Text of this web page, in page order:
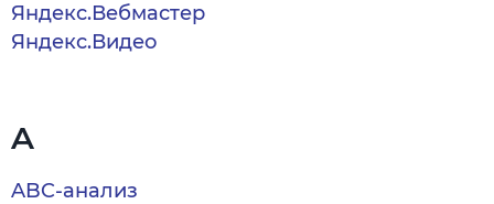
Яндекс.Вебмастер
Яндекс.Видео
A
ABC-анализ